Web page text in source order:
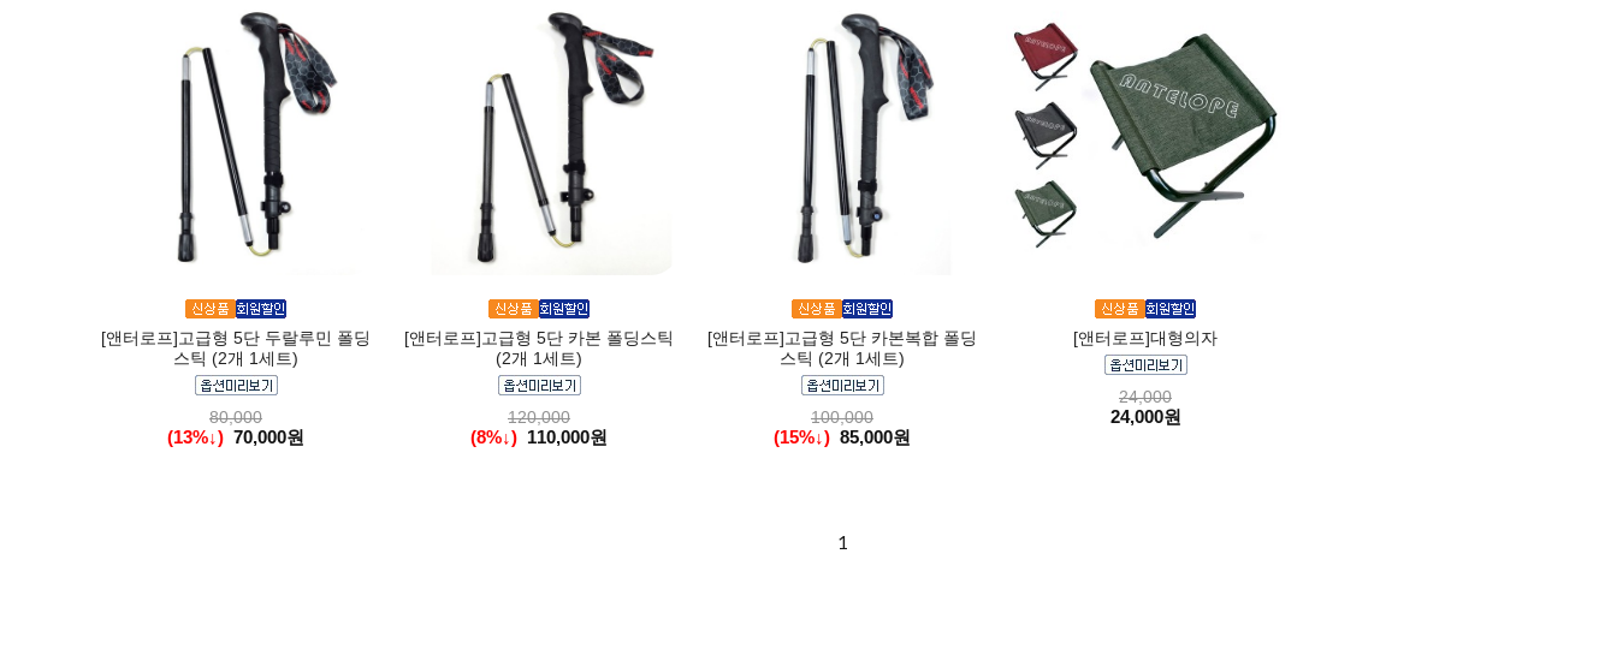
[앤터로프]고급형 5단 두랄루민 폴딩
스틱 (2개 1세트)
80,000
(13%↓) 70,000원
[앤터로프]고급형 5단 카본 폴딩스틱
(2개 1세트)
120,000
(8%↓) 110,000원
[앤터로프]고급형 5단 카본복합 폴딩
스틱 (2개 1세트)
100,000
(15%↓) 85,000원
[앤터로프]대형의자
24,000
24,000원
1